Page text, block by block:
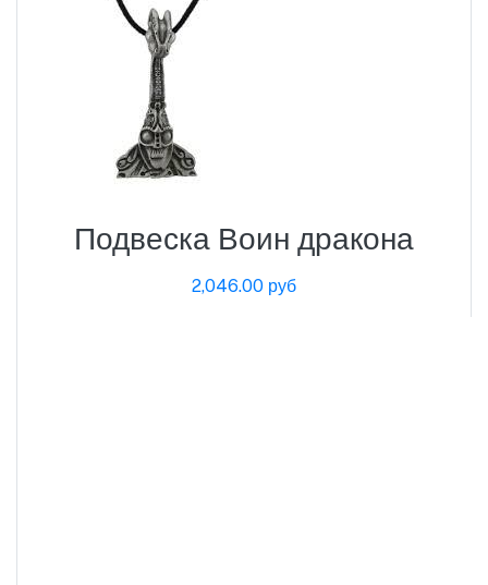
Подвеска Воин дракона
2,046.00 руб